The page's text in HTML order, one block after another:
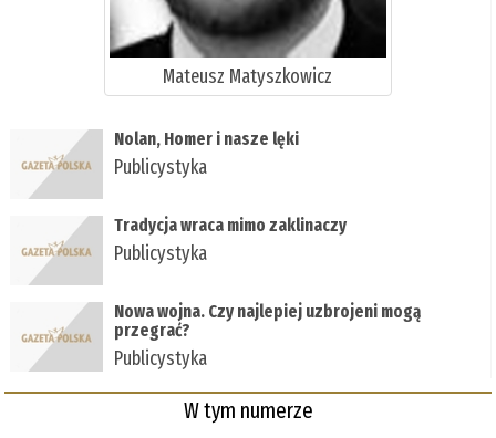
Mateusz Matyszkowicz
Nolan, Homer i nasze lęki
Publicystyka
Tradycja wraca mimo zaklinaczy
Publicystyka
Nowa wojna. Czy najlepiej uzbrojeni mogą
przegrać?
Publicystyka
W tym numerze